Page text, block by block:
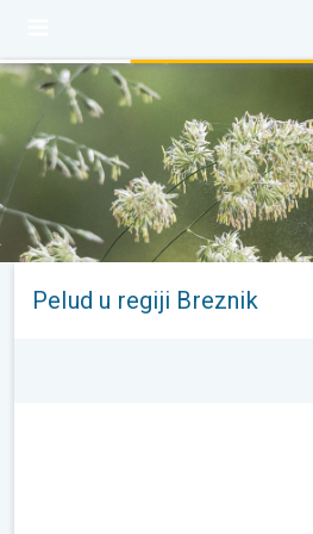
Pelud u regiji Breznik